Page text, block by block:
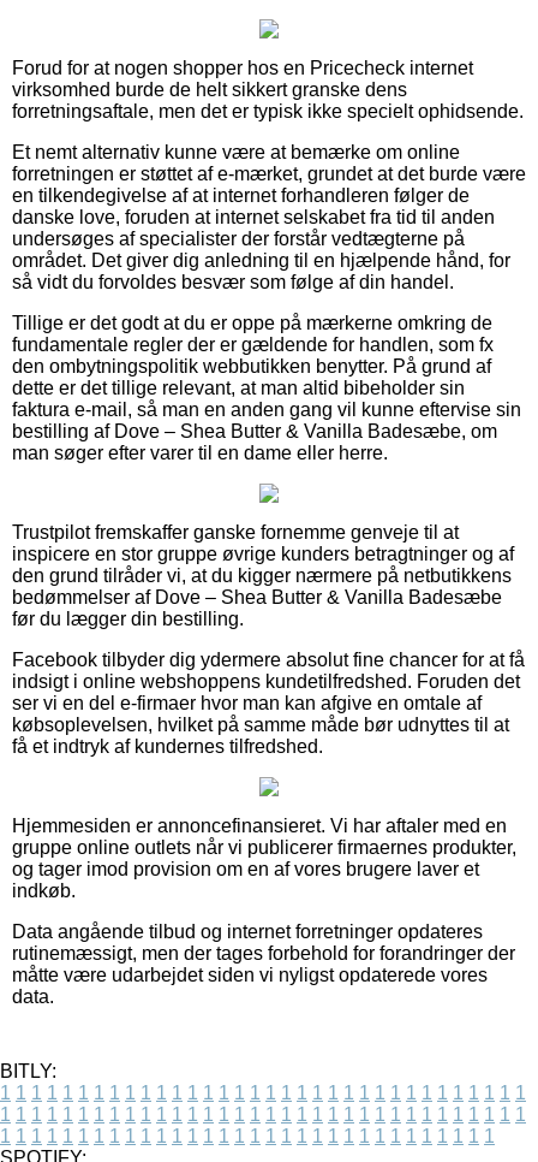
Forud for at nogen shopper hos en Pricecheck internet
virksomhed burde de helt sikkert granske dens
forretningsaftale, men det er typisk ikke specielt ophidsende.
Et nemt alternativ kunne være at bemærke om online
forretningen er støttet af e-mærket, grundet at det burde være
en tilkendegivelse af at internet forhandleren følger de
danske love, foruden at internet selskabet fra tid til anden
undersøges af specialister der forstår vedtægterne på
området. Det giver dig anledning til en hjælpende hånd, for
så vidt du forvoldes besvær som følge af din handel.
Tillige er det godt at du er oppe på mærkerne omkring de
fundamentale regler der er gældende for handlen, som fx
den ombytningspolitik webbutikken benytter. På grund af
dette er det tillige relevant, at man altid bibeholder sin
faktura e-mail, så man en anden gang vil kunne eftervise sin
bestilling af Dove – Shea Butter & Vanilla Badesæbe, om
man søger efter varer til en dame eller herre.
Trustpilot fremskaffer ganske fornemme genveje til at
inspicere en stor gruppe øvrige kunders betragtninger og af
den grund tilråder vi, at du kigger nærmere på netbutikkens
bedømmelser af Dove – Shea Butter & Vanilla Badesæbe
før du lægger din bestilling.
Facebook tilbyder dig ydermere absolut fine chancer for at få
indsigt i online webshoppens kundetilfredshed. Foruden det
ser vi en del e-firmaer hvor man kan afgive en omtale af
købsoplevelsen, hvilket på samme måde bør udnyttes til at
få et indtryk af kundernes tilfredshed.
Hjemmesiden er annoncefinansieret. Vi har aftaler med en
gruppe online outlets når vi publicerer firmaernes produkter,
og tager imod provision om en af vores brugere laver et
indkøb.
Data angående tilbud og internet forretninger opdateres
rutinemæssigt, men der tages forbehold for forandringer der
måtte være udarbejdet siden vi nyligst opdaterede vores
data.
BITLY:
1 1 1 1 1 1 1 1 1 1 1 1 1 1 1 1 1 1 1 1 1 1 1 1 1 1 1 1 1 1 1 1 1 1
1 1 1 1 1 1 1 1 1 1 1 1 1 1 1 1 1 1 1 1 1 1 1 1 1 1 1 1 1 1 1 1 1 1
1 1 1 1 1 1 1 1 1 1 1 1 1 1 1 1 1 1 1 1 1 1 1 1 1 1 1 1 1 1 1 1
SPOTIFY: